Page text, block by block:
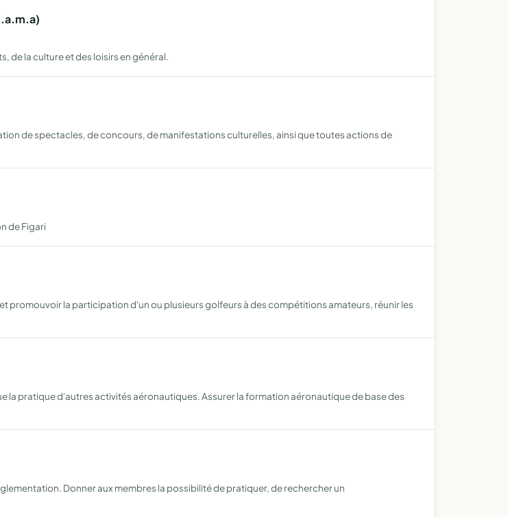
de la culture et des loisirs en général.
de spectacles, de concours, de manifestations culturelles, ainsi que toutes actions de
de Figari
promouvoir la participation d'un ou plusieurs golfeurs à des compétitions amateurs, réunir les
la pratique d'autres activités aéronautiques. Assurer la formation aéronautique de base des
Donner aux membres la possibilité de pratiquer, de rechercher un